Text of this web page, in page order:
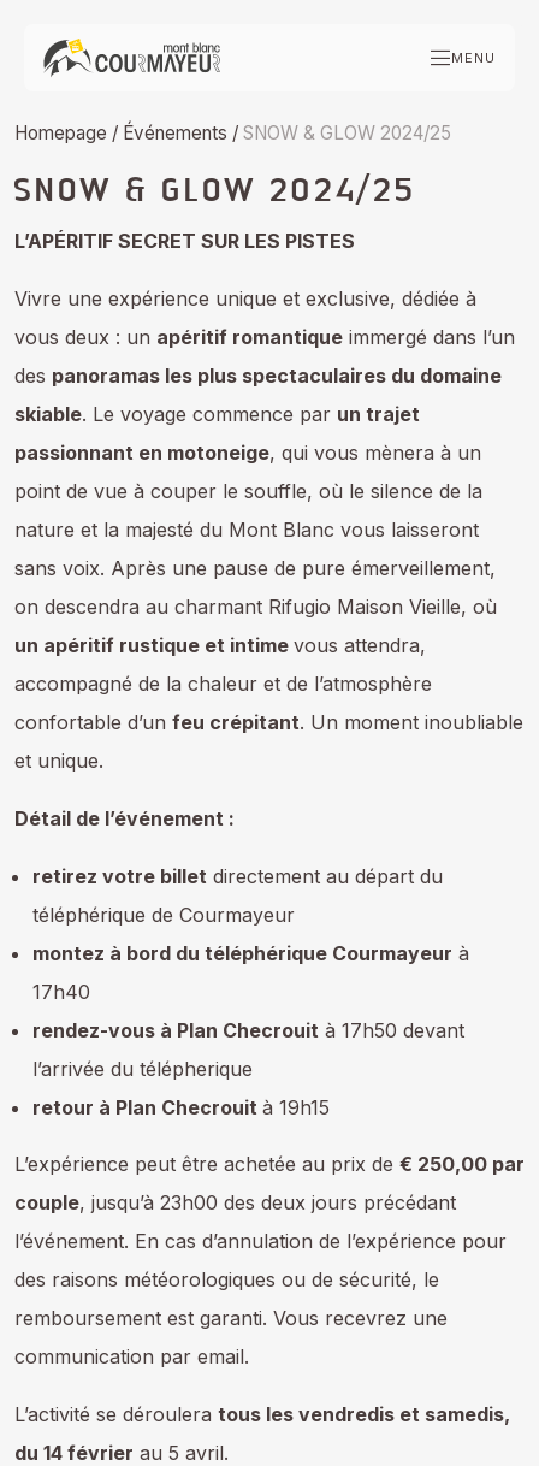
MENU
Homepage / Événements / SNOW & GLOW 2024/25
SNOW & GLOW 2024/25
L’APÉRITIF SECRET SUR LES PISTES
Vivre une expérience unique et exclusive, dédiée à
vous deux : un apéritif romantique immergé dans l’un
des panoramas les plus spectaculaires du domaine
skiable. Le voyage commence par un trajet
passionnant en motoneige, qui vous mènera à un
point de vue à couper le souffle, où le silence de la
nature et la majesté du Mont Blanc vous laisseront
sans voix. Après une pause de pure émerveillement,
on descendra au charmant Rifugio Maison Vieille, où
un apéritif rustique et intime vous attendra,
accompagné de la chaleur et de l’atmosphère
confortable d’un feu crépitant. Un moment inoubliable
et unique.
Détail de l’événement :
retirez votre billet directement au départ du
téléphérique de Courmayeur
montez à bord du téléphérique Courmayeur à
17h40
rendez-vous à Plan Checrouit à 17h50 devant
l’arrivée du télépherique
retour à Plan Checrouit à 19h15
L’expérience peut être achetée au prix de € 250,00 par
couple, jusqu’à 23h00 des deux jours précédant
l’événement. En cas d’annulation de l’expérience pour
des raisons météorologiques ou de sécurité, le
remboursement est garanti. Vous recevrez une
communication par email.
L’activité se déroulera tous les vendredis et samedis,
du 14 février au 5 avril.